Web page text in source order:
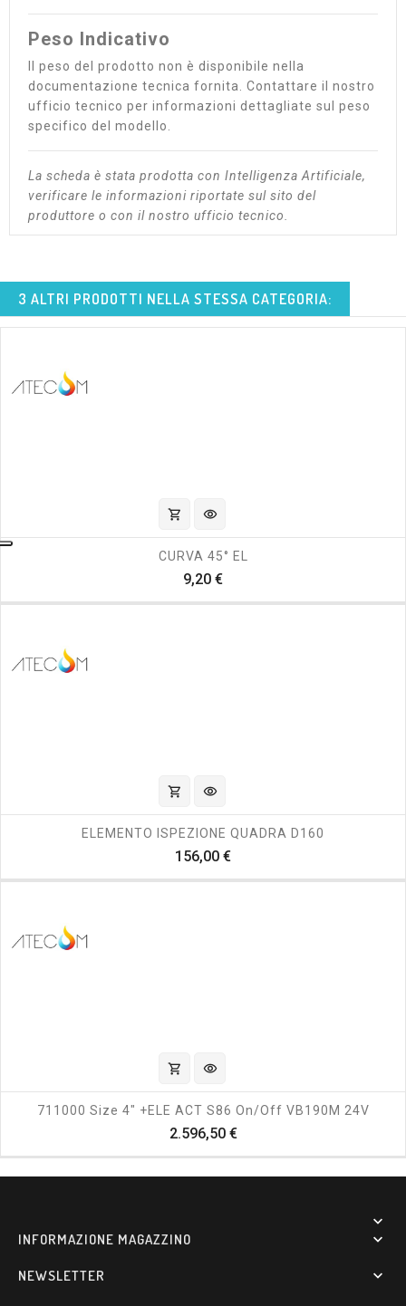
Peso Indicativo
Il peso del prodotto non è disponibile nella
documentazione tecnica fornita. Contattare il nostro
ufficio tecnico per informazioni dettagliate sul peso
specifico del modello.
La scheda è stata prodotta con Intelligenza Artificiale,
verificare le informazioni riportate sul sito del
produttore o con il nostro ufficio tecnico.
3 ALTRI PRODOTTI NELLA STESSA CATEGORIA:
shopping_cart visibility
CURVA 45° EL
9,20 €Prezzo
shopping_cart visibility
ELEMENTO ISPEZIONE QUADRA D160
156,00 €Prezzo
shopping_cart visibility
711000 Size 4" +ELE ACT S86 On/off VB190M 24V
2.596,50 €Prezzo

INFORMAZIONE MAGAZZINO 
NEWSLETTER 